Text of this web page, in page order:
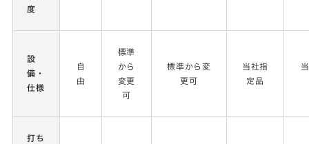
度
設
備・
仕様
自
由
標準
から
変更
可
標準から変
更可
当社指
定品
打ち